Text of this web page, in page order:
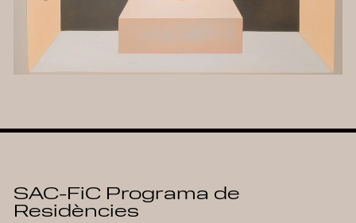
SAC-FiC Programa de
Residències